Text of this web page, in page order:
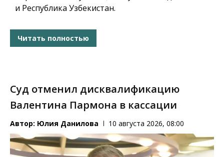
и Республика Узбекистан.
Читать полностью
Суд отменил дисквалификацию
Валентина Пармона в кассации
Автор: Юлия Данилова 10 августа 2026, 08:00